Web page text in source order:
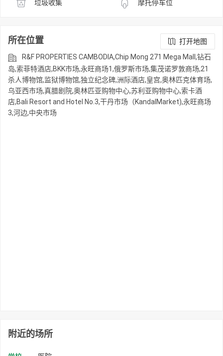
垃圾收集 摩托停车位
所在位置
打开地图
R&F PROPERTIES CAMBODIA,Chip Mong 271 Mega Mall,钻石
岛,索菲特酒店,BKK市场,永旺商场1,俄罗斯市场,集茂诺罗敦商场,21
杀人博物馆,监狱博物馆,独立纪念碑,洲际酒店,皇宫,奥林匹克体育场,
乌亚西市场,真腊剧院,奥林匹亚购物中心,苏利亚购物中心,索卡酒
店,Bali Resort and Hotel No.3,干丹市场（KandalMarket),永旺商场
3,河边,中央市场
附近的场所